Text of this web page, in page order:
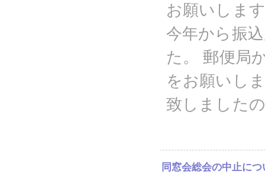
お願いしま
今年から振
た。 郵便局
をお願いし
致しました
同窓会総会の中止につ